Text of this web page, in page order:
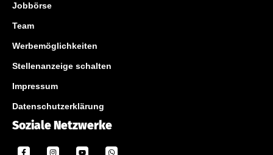
Jobbörse
Team
Werbemöglichkeiten
Stellenanzeige schalten
Impressum
Datenschutzerklärung
Soziale Netzwerke